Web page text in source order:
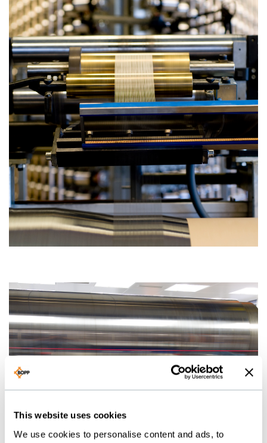
This website uses cookies
We use cookies to personalise content and ads, to